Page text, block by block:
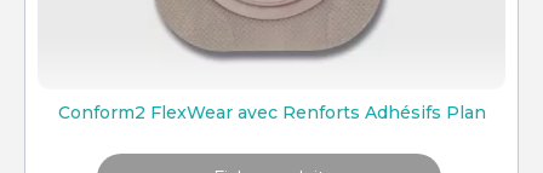
Conform2 FlexWear avec Renforts Adhésifs Plan